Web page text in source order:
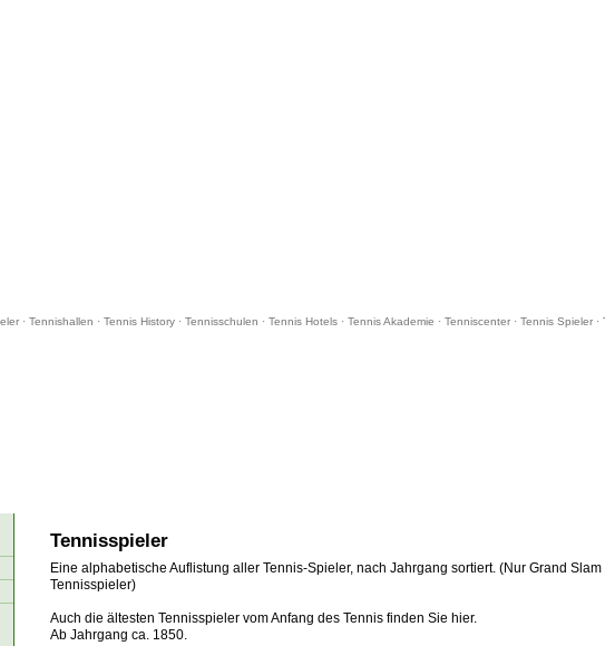
· Tennishallen · Tennis History· Tennisschulen · Tennis Hotels · Tennis Akademie · Tenniscenter· Tennis Spieler·
Tennisspieler
Eine alphabetische Auflistung aller Tennis-Spieler, nach Jahrgang sortiert. (Nur Grand Slam
Tennisspieler)
Auch die ältesten Tennisspieler vom Anfang des Tennis finden Sie hier.
Ab Jahrgang ca. 1850.